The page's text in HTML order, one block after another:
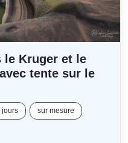
le Kruger et le
tente sur le
jours sur mesure